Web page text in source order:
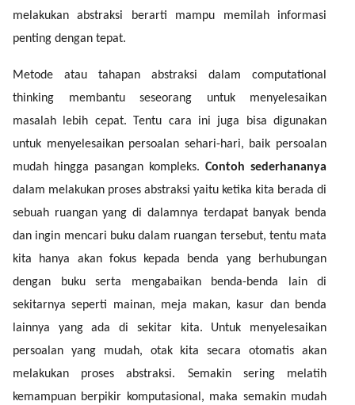
melakukan abstraksi berarti mampu memilah informasi
penting dengan tepat.
Metode atau tahapan abstraksi dalam computational
thinking membantu seseorang untuk menyelesaikan
masalah lebih cepat. Tentu cara ini juga bisa digunakan
untuk menyelesaikan persoalan sehari-hari, baik persoalan
mudah hingga pasangan kompleks. Contoh sederhananya
dalam melakukan proses abstraksi yaitu ketika kita berada di
sebuah ruangan yang di dalamnya terdapat banyak benda
dan ingin mencari buku dalam ruangan tersebut, tentu mata
kita hanya akan fokus kepada benda yang berhubungan
dengan buku serta mengabaikan benda-benda lain di
sekitarnya seperti mainan, meja makan, kasur dan benda
lainnya yang ada di sekitar kita. Untuk menyelesaikan
persoalan yang mudah, otak kita secara otomatis akan
melakukan proses abstraksi. Semakin sering melatih
kemampuan berpikir komputasional, maka semakin mudah